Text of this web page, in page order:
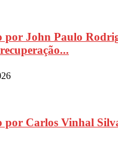
por John Paulo
por Carlos Vinhal